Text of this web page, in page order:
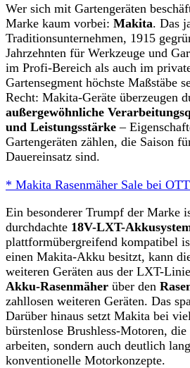
Wer sich mit Gartengeräten
Marke kaum vorbei: Makita. Das
Traditionsunternehmen, 1915
Jahrzehnten für Werkzeuge und
im Profi-Bereich als auch im
Gartensegment höchste Maßstäbe
Recht: Makita-Geräte überzeugen
außergewöhnliche
und Leistungsstärke –
Gartengeräten zählen, die Saison
Dauereinsatz sind.
* Makita Rasenmäher Sale bei
Ein besonderer Trumpf der Marke
durchdachte 18V-LXT-
plattformübergreifend kompatibel
einen Makita-Akku besitzt, kann
weiteren Geräten aus der LXT-
Akku-Rasenmäher über den
zahllosen weiteren Geräten. Das
Darüber hinaus setzt Makita bei
bürstenlose Brushless-Motoren,
arbeiten, sondern auch deutlich
konventionelle Motorkonzepte.